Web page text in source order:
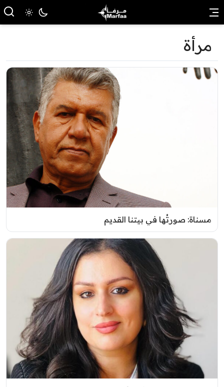
مرأة
مسناة: صورتُها في بيتنا القديم